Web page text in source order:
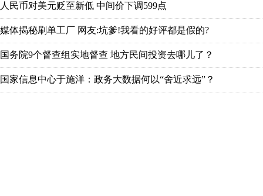
人民币对美元贬至新低 中间价下调599点
媒体揭秘刷单工厂 网友:坑爹!我看的好评都是假的?
国务院9个督查组实地督查 地方民间投资去哪儿了？
国家信息中心于施洋：政务大数据何以“舍近求远”？